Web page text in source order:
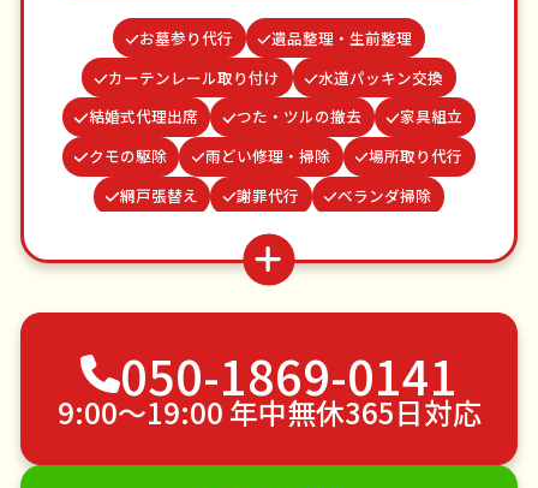
お墓参り代行
遺品整理・生前整理
カーテンレール取り付け
水道パッキン交換
結婚式代理出席
つた・ツルの撤去
家具組立
クモの駆除
雨どい修理・掃除
場所取り代行
網戸張替え
謝罪代行
ベランダ掃除
ゴキブリ駆除
波板張替え
病院付き添い
物置解体
並び代行
お庭の水やり
不用品回収
ゴミ屋敷片付け
引っ越し
植木の剪定
植木の伐採
手すり取り付け
ペットのお世話
エアコンクリーニング
DIY・日曜大工
050-1869-0141
9:00〜19:00 年中無休365日対応